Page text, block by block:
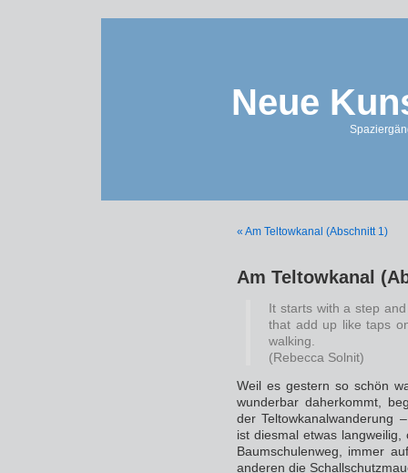
Neue
« Am Teltowkanal (Abschnitt 1)
Am Teltowkanal
It starts with a step
that add up like taps
walking.
(Rebecca Solnit)
Weil es gestern so schön
wunderbar daherkommt,
der Teltowkanalwanderung
ist diesmal etwas
Baumschulenweg, immer
anderen die